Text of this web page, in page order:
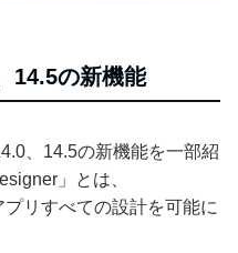
14.5の新機能
、14.5の新機能を一部紹
」とは、
リすべての設計を可能に